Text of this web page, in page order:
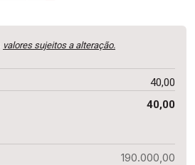
valores sujeitos a alteração.
40,00
40,00
190.000,00